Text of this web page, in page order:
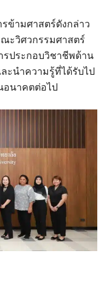
ข้ามศาสตร์ดังกล่าว
ะวิศวกรรมศาสตร์
รประกอบวิชาชีพด้าน
ะนำความรู้ที่ได้รับไป
อนาคตต่อไป